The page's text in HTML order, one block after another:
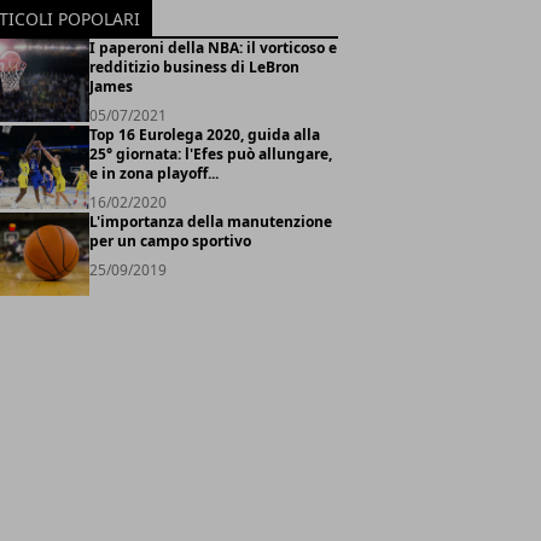
POPOLARI
I paperoni della NBA: il vorticoso e
redditizio business di LeBron
James
05/07/2021
Top 16 Eurolega 2020, guida alla
25° giornata: l'Efes può allungare,
e in zona playoff...
16/02/2020
L'importanza della manutenzione
per un campo sportivo
25/09/2019